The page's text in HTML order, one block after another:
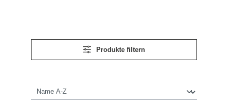
Produkte filtern